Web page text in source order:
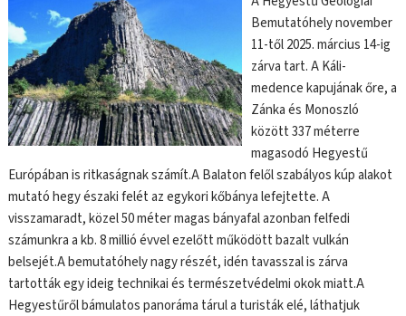
Bemutatóhely november
11-től 2025. március 14-ig
zárva tart. A Káli-
medence kapujának őre, a
Zánka és Monoszló
között 337 méterre
magasodó Hegyestű
Európában is ritkaságnak számít.A Balaton felől szabályos kúp alakot
mutató hegy északi felét az egykori kőbánya lefejtette. A
visszamaradt, közel 50 méter magas bányafal azonban felfedi
számunkra a kb. 8 millió évvel ezelőtt működött bazalt vulkán
belsejét.A bemutatóhely nagy részét, idén tavasszal is zárva
tartották egy ideig technikai és természetvédelmi okok miatt.A
Hegyestűről bámulatos panoráma tárul a turisták elé, láthatjuk